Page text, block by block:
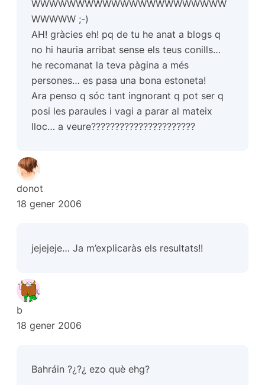
WWWWWWWWWWWWWWWWWWWWWW
WWWWW ;-)
AH! gràcies eh! pq de tu he anat a blogs q
no hi hauria arribat sense els teus conills…
he recomanat la teva pàgina a més
persones… es pasa una bona estoneta!
Ara penso q sóc tant ingnorant q pot ser q
posi les paraules i vagi a parar al mateix
lloc… a veure??????????????????????
donot
18 gener 2006
jejejeje… Ja m’explicaràs els resultats!!
b
18 gener 2006
Bahráin ?¿?¿ ezo què ehg?